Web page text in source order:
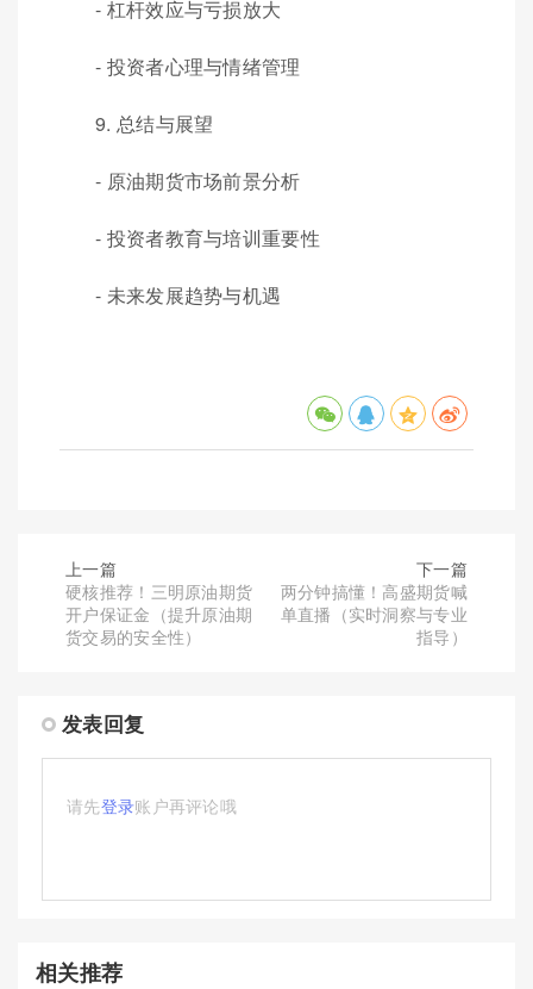
- 杠杆效应与亏损放大
- 投资者心理与情绪管理
9. 总结与展望
- 原油期货市场前景分析
- 投资者教育与培训重要性
- 未来发展趋势与机遇
上一篇
硬核推荐！三明原油期货
开户保证金（提升原油期
货交易的安全性）
下一篇
两分钟搞懂！高盛期货喊
单直播（实时洞察与专业
指导）
发表回复
请先登录账户再评论哦
相关推荐